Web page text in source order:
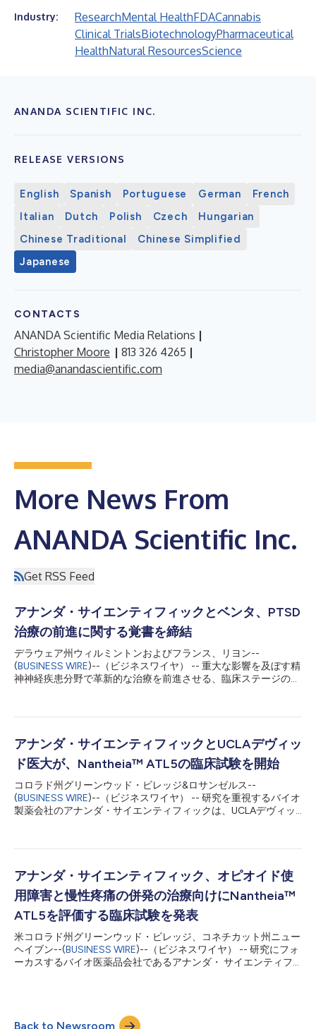
Industry: ResearchMental HealthFDACannabis
Clinical TrialsBiotechnologyPharmaceutical
HealthNatural ResourcesScience
ANANDA SCIENTIFIC INC.
RELEASE VERSIONS
English Spanish Portuguese German
French
Italian
Dutch Polish Czech
Hungarian
Chinese Traditional
Chinese Simplified
Japanese
CONTACTS
ANANDA Scientific Media Relations |
Christopher Moore | 813 326 4265 |
media@anandascientific.com
More News From
ANANDA Scientific Inc.
Get RSS Feed
アナンダ・サイエンティフィックとベンタ、PTSD
治療の前進に関する覚書を締結
デラウェア州ウィルミントンおよびフランス、リヨン--
(BUSINESS WIRE)--（ビジネスワイヤ） -- 重大な影響を及ぼす精
神神経疾患分野で革新的な治療を前進させる、臨床ステージの医
MOUは、欧州、中東・北アフリカ（MENA）地域における新しい
前進させる取り組みにおいて、両社が協力する可能性を追求する
ことを示すものです。 PTSDは世界中何百万の人々に影響を及ぼ
す慢性衰弱疾患です。PTSDは患者様、ご家族、コミュニティに
広範かつ壊滅的な影響を及ぼすのにも関わらず、過去20年間、
新たなアプローチを採用する医薬品は存在せず、重大な医療ニー
ズが満たされていないことが強調されてきました。 現在、アナ
ンダ・サイエンティフィックは自社の医療開発パイプラインの一
アナンダ・サイエンティフィックとUCLAデヴィッ
ド医大が、Nantheia™ ATL5の臨床試験を開始
コロラド州グリーンウッド・ビレッジ&ロサンゼルス--
(BUSINESS WIRE)--（ビジネスワイヤ） -- 研究を重視するバイオ
製薬会社のアナンダ・サイエンティフィックは、UCLAデヴィッ
ATL5は、カンナビジオール（CBD）をアナンダ独自のデリバリ
果を分析するためのものです。（Clinical Trials.gov識別番号：
NCT06218056） この臨床試験は、研究責任者Edythe London
博士が主導して行います。London博士は、UCLAゲフィン医学部
のセメル研究所における分子医療薬理学精神医学と、生物行動科
学の特別教授です。この試験の資金は、医療用カンナビス研究セ
ンターから提供された助成金によるものです。 「アナンダと共
同でNantheia™ ATL5の臨床試験を開始することを嬉しく思いま
す。喫煙は世界中で重大な健康問題となっており、私たちは喫煙
アナンダ・サイエンティフィック、オピオイド使
用障害と慢性疼痛の併発の治療向けにNantheia™
ATL5を評価する臨床試験を発表
米コロラド州グリーンウッド・ビレッジ、コネチカット州ニュー
ヘイブン--(BUSINESS WIRE)--（ビジネスワイヤ） -- 研究にフォ
ーカスするバイオ医薬品会社であるアナンダ・ サイエンティフ
た。これには、アナンダ独自の送達技術が活用され、デルタ-9-
テトラヒドロカンナビノールが同時投与されます。（Clinical
Back to Newsroom